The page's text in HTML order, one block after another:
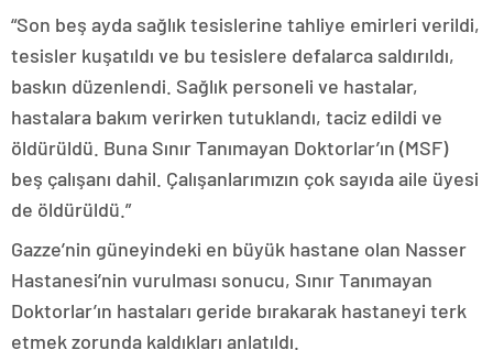
“Son beş ayda sağlık tesislerine tahliye emirleri verildi,
tesisler kuşatıldı ve bu tesislere defalarca saldırıldı,
baskın düzenlendi. Sağlık personeli ve hastalar,
hastalara bakım verirken tutuklandı, taciz edildi ve
öldürüldü. Buna Sınır Tanımayan Doktorlar’ın (MSF)
beş çalışanı dahil. Çalışanlarımızın çok sayıda aile üyesi
de öldürüldü.”
Gazze’nin güneyindeki en büyük hastane olan Nasser
Hastanesi’nin vurulması sonucu, Sınır Tanımayan
Doktorlar’ın hastaları geride bırakarak hastaneyi terk
etmek zorunda kaldıkları anlatıldı.